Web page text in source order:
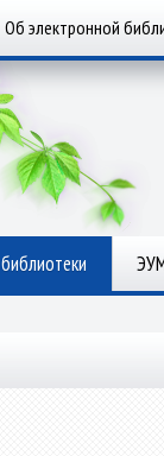
Об электронной